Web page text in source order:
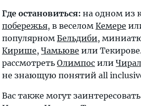
Где остановиться: на одном из
побережья, в веселом Кемере
популярном Бельдиби,
Кирише, Чамьюве или Текирове
рассмотреть Олимпос или
не знающую понятий all
Вас также могут заинтересовать